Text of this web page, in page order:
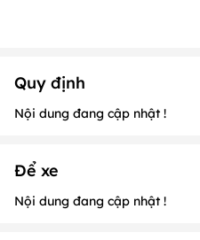
Quy định
Nội dung đang cập nhật !
Để xe
Nội dung đang cập nhật !